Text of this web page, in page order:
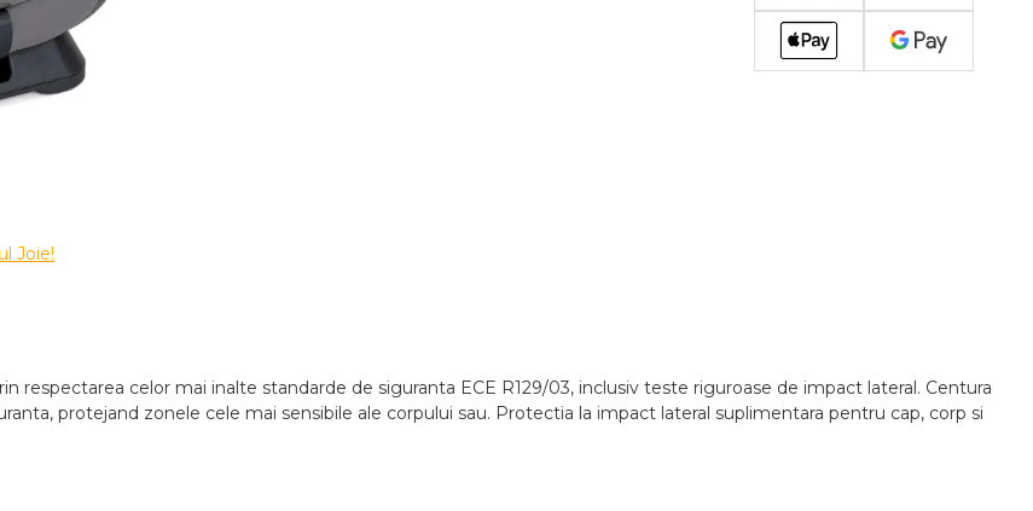
Joie!
respectarea celor mai inalte standarde de siguranta ECE R129/03, inclusiv teste riguroase de impact lateral. Centura
protejand zonele cele mai sensibile ale corpului sau. Protectia la impact lateral suplimentara pentru cap, corp si